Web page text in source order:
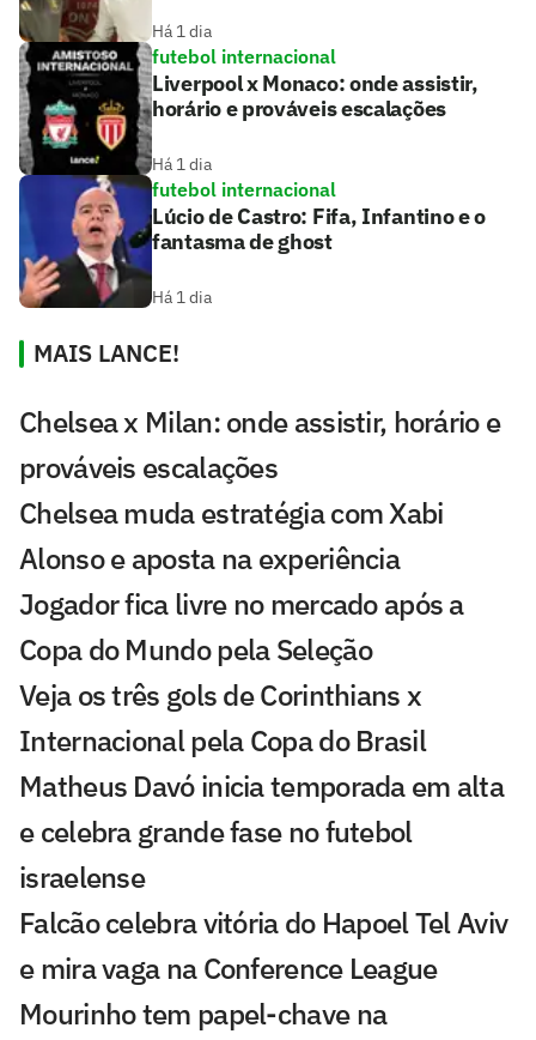
Há 1 dia
futebol internacional
Liverpool x Monaco: onde assistir,
horário e prováveis escalações
Há 1 dia
futebol internacional
Lúcio de Castro: Fifa, Infantino e o
fantasma de ghost
Há 1 dia
MAIS LANCE!
Chelsea x Milan: onde assistir, horário e
prováveis escalações
Chelsea muda estratégia com Xabi
Alonso e aposta na experiência
Jogador fica livre no mercado após a
Copa do Mundo pela Seleção
Veja os três gols de Corinthians x
Internacional pela Copa do Brasil
Matheus Davó inicia temporada em alta
e celebra grande fase no futebol
israelense
Falcão celebra vitória do Hapoel Tel Aviv
e mira vaga na Conference League
Mourinho tem papel-chave na